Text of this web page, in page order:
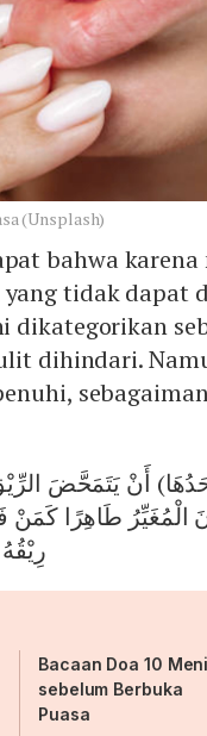
(Unsplash)
bahwa
tidak dapat
dikategorikan
dihindari.
أَنْ يَتَمَحَّضَ
الْمُغَيِّرُ طَاهِرًا كَمَنْ
Bacaan Doa 10
sebelum Berbuka
Puasa